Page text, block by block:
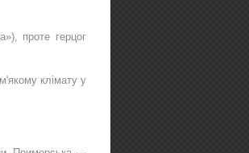
проте герцог
клімату у